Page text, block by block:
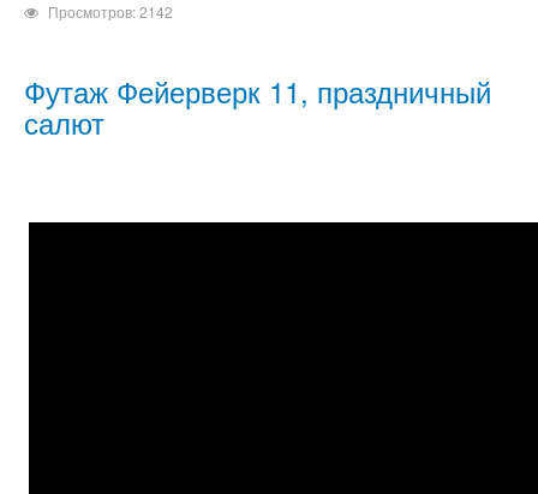
Просмотров: 2142
Футаж Фейерверк 11, праздничный
салют